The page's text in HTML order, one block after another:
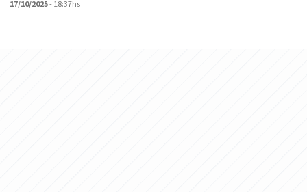
17/10/2025- 18:37hs